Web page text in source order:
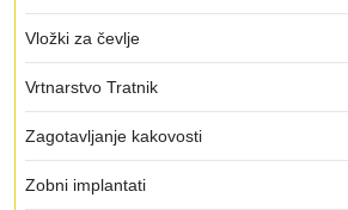
Vložki za čevlje
Vrtnarstvo Tratnik
Zagotavljanje kakovosti
Zobni implantati